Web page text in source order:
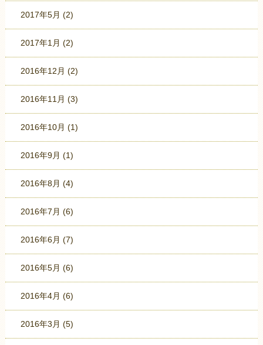
2017年5月 (2)
2017年1月 (2)
2016年12月 (2)
2016年11月 (3)
2016年10月 (1)
2016年9月 (1)
2016年8月 (4)
2016年7月 (6)
2016年6月 (7)
2016年5月 (6)
2016年4月 (6)
2016年3月 (5)